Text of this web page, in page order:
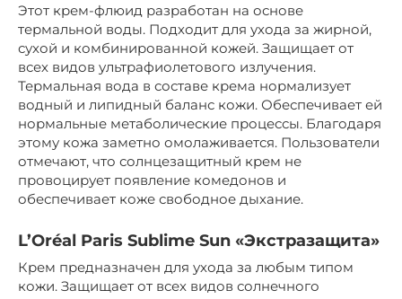
Этот крем-флюид разработан на основе
термальной воды. Подходит для ухода за жирной,
сухой и комбинированной кожей. Защищает от
всех видов ультрафиолетового излучения.
Термальная вода в составе крема нормализует
водный и липидный баланс кожи. Обеспечивает ей
нормальные метаболические процессы. Благодаря
этому кожа заметно омолаживается. Пользователи
отмечают, что солнцезащитный крем не
провоцирует появление комедонов и
обеспечивает коже свободное дыхание.
L’Oréal Paris Sublime Sun «Экстразащита»
Крем предназначен для ухода за любым типом
кожи. Защищает от всех видов солнечного